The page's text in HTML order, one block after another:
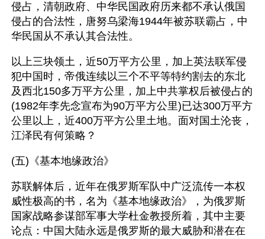
侵占，清朝政府、中华民国政府历来都不承认俄国
侵占的合法性，唐努乌梁海1944年被苏联霸占，中
华民国从不承认其合法性。
以上三块领土，近50万平方公里，加上英法联军侵
犯中国时，帝俄连续以三个不平等特约割去的东北
及西北150多万平方公里，加上中共掌权后被侵占的
(1982年李先念宣布为90万平方公里)已达300万平方
公里以上，近400万平方公里土地。面对国土沦丧，
江泽民有何策略？
(五)《基本地缘政治》
苏联解体后，近年在俄罗斯军队中广泛流传一本权
威性极高的书，名为《基本地缘政治》，为俄罗斯
国家战略参谋部军事大学杜金教授所着，其中主要
论点：中国大陆永远是俄罗斯的最大威胁和潜在在